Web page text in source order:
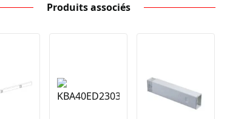
Produits associés